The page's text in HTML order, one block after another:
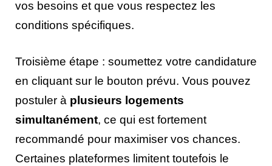
vos besoins et que vous respectez les
conditions spécifiques.
Troisième étape : soumettez votre candidature
en cliquant sur le bouton prévu. Vous pouvez
postuler à plusieurs logements
simultanément, ce qui est fortement
recommandé pour maximiser vos chances.
Certaines plateformes limitent toutefois le